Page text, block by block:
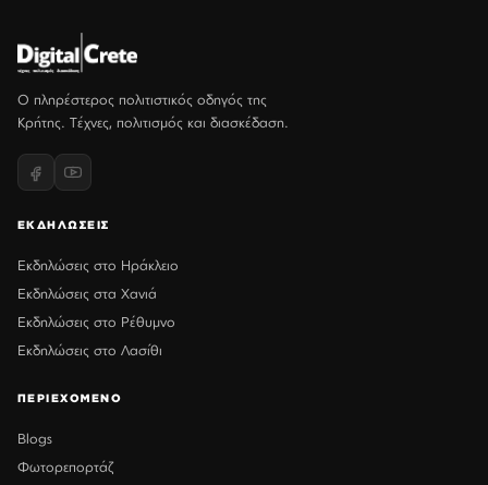
Ο πληρέστερος πολιτιστικός οδηγός της
Κρήτης. Τέχνες, πολιτισμός και διασκέδαση.
ΕΚΔΗΛΩΣΕΙΣ
Εκδηλώσεις στο Ηράκλειο
Εκδηλώσεις στα Χανιά
Εκδηλώσεις στο Ρέθυμνο
Εκδηλώσεις στο Λασίθι
ΠΕΡΙΕΧΟΜΕΝΟ
Blogs
Φωτορεπορτάζ